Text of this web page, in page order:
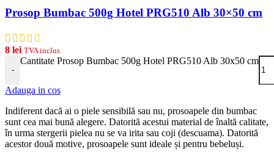
Prosop Bumbac 500g Hotel PRG510 Alb 30×50 cm
8 lei TVA inclus
-
Cantitate Prosop Bumbac 500g Hotel PRG510 Alb 30x50 cm
Adauga in cos
Indiferent dacă ai o piele sensibilă sau nu, prosoapele din bumbac
sunt cea mai bună alegere. Datorită acestui material de înaltă calitate,
în urma stergerii pielea nu se va irita sau coji (descuama). Datorită
acestor două motive, prosoapele sunt ideale și pentru bebeluși.